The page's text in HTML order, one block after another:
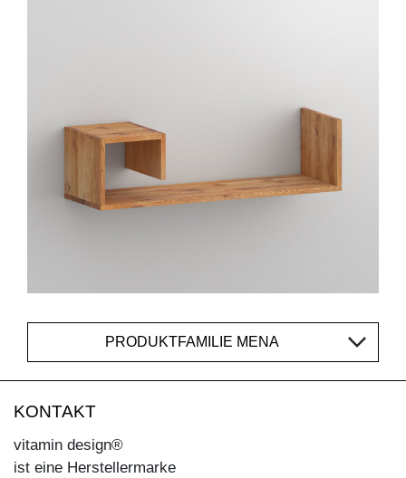
PRODUKTFAMILIE MENA
KONTAKT
vitamin design®
ist eine Herstellermarke